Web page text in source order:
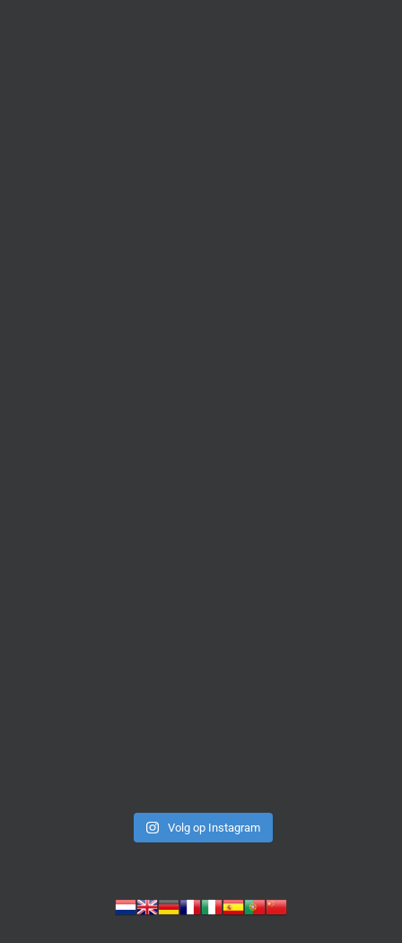
Volg op Instagram